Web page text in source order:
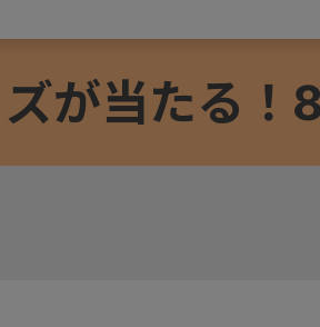
が当たる